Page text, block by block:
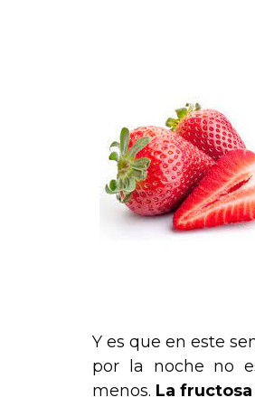
Y es que en este
por la noche no
menos. La